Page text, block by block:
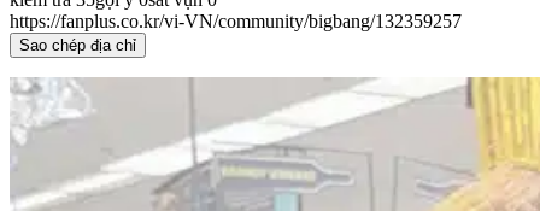
https://fanplus.co.kr/vi-VN/community/bigbang/132359257
Sao chép địa chỉ